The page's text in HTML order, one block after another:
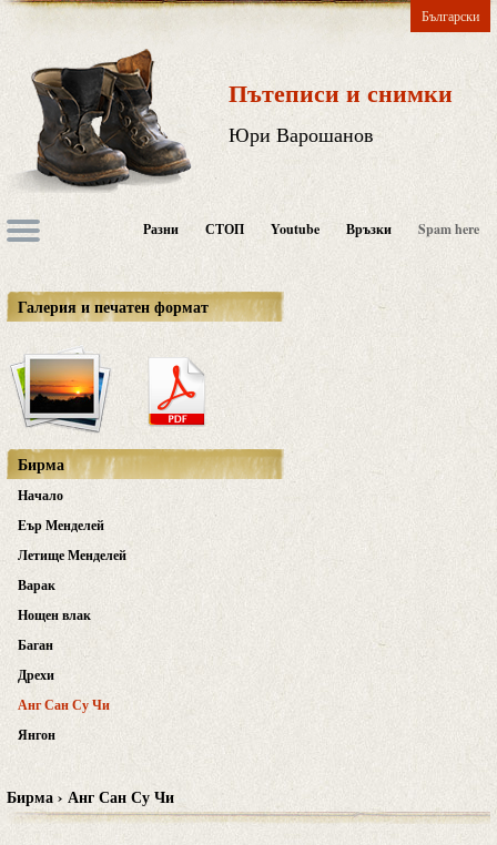
Български
Пътеписи и снимки
Юри Варошанов
Разни СТОП Youtube Връзки Spam here
Галерия и печатен формат
Бирма
Начало
Еър Менделей
Летище Менделей
Варак
Нощен влак
Баган
Дрехи
Анг Сан Су Чи
Янгон
Бирма › Анг Сан Су Чи